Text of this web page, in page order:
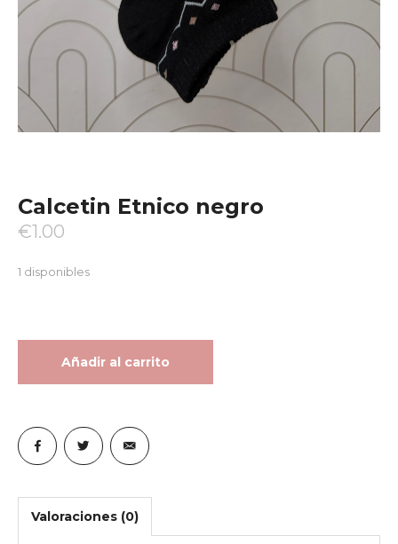
Calcetin Etnico negro
€1.00
1 disponibles
Añadir al carrito
Valoraciones (0)